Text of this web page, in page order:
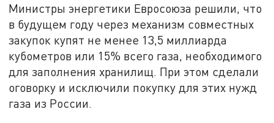
Министры энергетики Евросоюза решили, что
в будущем году через механизм совместных
закупок купят не менее 13,5 миллиарда
кубометров или 15% всего газа, необходимого
для заполнения хранилищ. При этом сделали
оговорку и исключили покупку для этих нужд
газа из России.